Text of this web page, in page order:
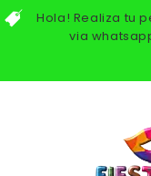
Hola! Realiza tu
via